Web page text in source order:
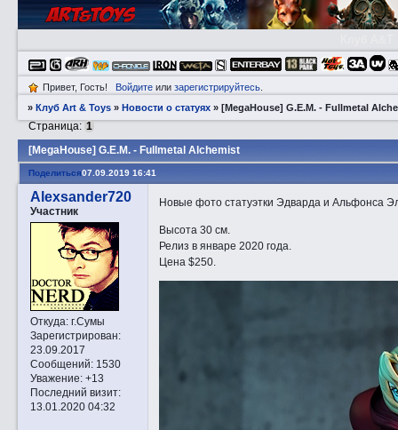
Привет, Гость! Войдитеили зарегистрируйтесь.
»Клуб Art & Toys »Новости о статуях »[MegaHouse] G.E.M. - Fullmetal
[MegaHouse] G.E.M. - Fullmetal Alchemist
Страница: 1
Поделиться07.09.2019 16:41
Alexsander720
Участник
Откуда:г.Сумы
Зарегистрирован:
23.09.2017
Сообщений:1530
Уважение: +13
Последний визит:
13.01.2020 04:32
Новые фото статуэтки Эдварда и Альфонса
Высота 30 см.
Релиз в январе 2020 года.
Цена $250.